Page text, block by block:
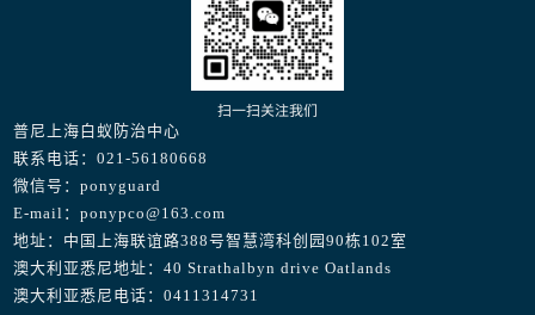
扫一扫关注我们
普尼上海白蚁防治中心
联系电话：021-56180668
微信号：ponyguard
E-mail：ponypco@163.com
地址：中国上海联谊路388号智慧湾科创园90栋102室
澳大利亚悉尼地址：40 Strathalbyn drive Oatlands
澳大利亚悉尼电话：0411314731